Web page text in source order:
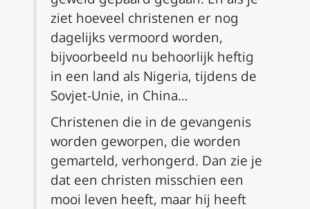
ziet hoeveel christenen er nog
dagelijks vermoord worden,
bijvoorbeeld nu behoorlijk heftig
in een land als Nigeria, tijdens de
Sovjet-Unie, in China…
Christenen die in de gevangenis
worden geworpen, die worden
gemarteld, verhongerd. Dan zie je
dat een christen misschien een
mooi leven heeft, maar hij heeft